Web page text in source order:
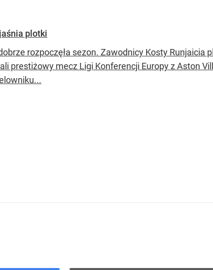
plotki
rozpoczęła sezon. Zawodnicy Kosty Runjaicia
prestiżowy mecz Ligi Konferencji Europy z Aston